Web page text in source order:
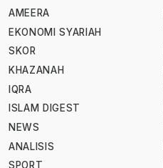
AMEERA
EKONOMI SYARIAH
SKOR
KHAZANAH
IQRA
ISLAM DIGEST
NEWS
ANALISIS
SPORT